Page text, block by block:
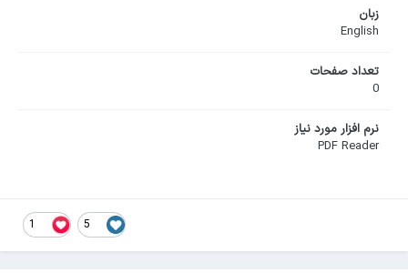
زبان
English
تعداد صفحات
0
نرم افزار مورد نیاز
PDF Reader
5
1